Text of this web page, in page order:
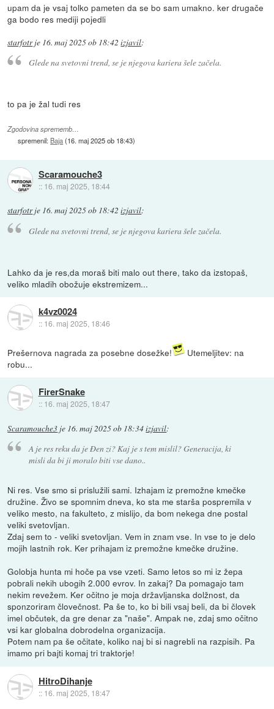
upam da je vsaj tolko pameten da se bo sam umakno. ker drugače
ga bodo res mediji pojedli
starfotrje 16. maj 2025 ob 18:42 izjavil:
Glede na svetovni trend, se je njegova kariera šele začela.
to pa je žal tudi res
Zgodovina sprememb…
spremenil: Baja(16. maj 2025 ob 18:43)
Scaramouche3
:: 16. maj 2025, 18:44
starfotrje 16. maj 2025 ob 18:42 izjavil:
Glede na svetovni trend, se je njegova kariera šele začela.
Lahko da je res,da moraš biti malo out there, tako da izstopaš,
veliko mladih obožuje ekstremizem...
k4vz0024
:: 16. maj 2025, 18:46
Prešernova nagrada za posebne dosežke!
Utemeljitev: na
robu...
FirerSnake
:: 16. maj 2025, 18:47
Scaramouche3 je 16. maj 2025 ob 18:34izjavil:
A je res reku da je Đen zi? Kaj je s tem mislil? Generacija, ki
misli da bi ji moralo biti vse dano..
Ni res. Vse smo si prislužili sami. Izhajam iz premožne kmečke
družine. Živo se spomnim dneva, ko sta me starša pospremila v
veliko mesto, na fakulteto, z mislijo, da bom nekega dne postal
veliki svetovljan.
Zdaj sem to - veliki svetovljan. Vem in znam vse. In vse to je delo
mojih lastnih rok. Ker prihajam iz premožne kmečke družine.
Golobja hunta mi hoče pa vse vzeti. Samo letos so mi iz žepa
pobrali nekih ubogih 2.000 evrov. In zakaj? Da pomagajo tam
nekim revežem. Ker očitno je moja državljanska dolžnost, da
sponzoriram človečnost. Pa še to, ko bi bili vsaj beli, da bi človek
imel občutek, da gre denar za "naše". Ampak ne, zdaj smo očitno
vsi kar globalna dobrodelna organizacija.
Potem nam pa še očitate, koliko naj bi si nagrebli na razpisih. Pa
imamo pri bajti komaj tri traktorje!
HitroDihanje
:: 16. maj 2025, 18:47